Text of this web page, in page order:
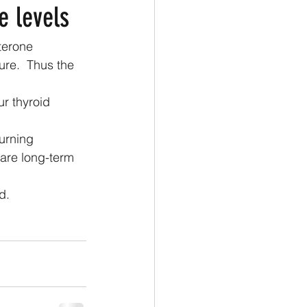
levels
Thus the
thyroid
long-term